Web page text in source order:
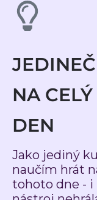
NA
DEN
Jako jediný
naučím hrát
tohoto dne - i